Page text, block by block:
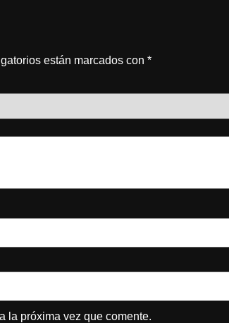
están marcados con *
la próxima vez que comente.